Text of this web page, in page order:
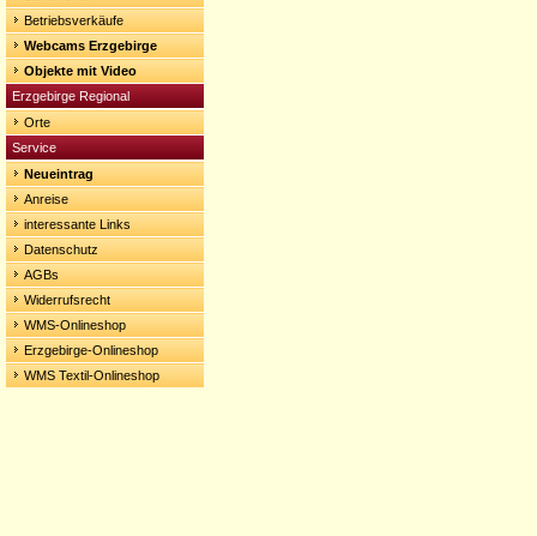
Betriebsverkäufe
Webcams Erzgebirge
Objekte mit Video
Erzgebirge Regional
Orte
Service
Neueintrag
Anreise
interessante Links
Datenschutz
AGBs
Widerrufsrecht
WMS-Onlineshop
Erzgebirge-Onlineshop
WMS Textil-Onlineshop